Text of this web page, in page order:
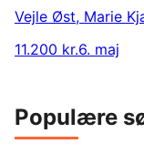
Vejle Øst, Marie
11.200 kr.6. maj
Populære